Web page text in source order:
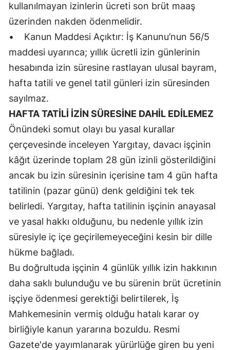
kullanılmayan izinlerin ücreti son brüt maaş
üzerinden nakden ödenmelidir.
• Kanun Maddesi Açıktır: İş Kanunu’nun 56/5
maddesi uyarınca; yıllık ücretli izin günlerinin
hesabında izin süresine rastlayan ulusal bayram,
hafta tatili ve genel tatil günleri izin süresinden
sayılmaz.
HAFTA TATİLİ İZİN SÜRESİNE DAHİL EDİLEMEZ
Önündeki somut olayı bu yasal kurallar
çerçevesinde inceleyen Yargıtay, davacı işçinin
kâğıt üzerinde toplam 28 gün izinli gösterildiğini
ancak bu izin süresinin içerisine tam 4 gün hafta
tatilinin (pazar günü) denk geldiğini tek tek
belirledi. Yargıtay, hafta tatilinin işçinin anayasal
ve yasal hakkı olduğunu, bu nedenle yıllık izin
süresiyle iç içe geçirilemeyeceğini kesin bir dille
hükme bağladı.
Bu doğrultuda işçinin 4 günlük yıllık izin hakkının
daha saklı bulunduğu ve bu sürenin brüt ücretinin
işçiye ödenmesi gerektiği belirtilerek, İş
Mahkemesinin vermiş olduğu hatalı karar oy
birliğiyle kanun yararına bozuldu. Resmi
Gazete'de yayımlanarak yürürlüğe giren bu yeni